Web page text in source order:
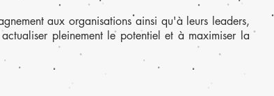
aux organisations ainsi qu'à leurs leaders,
pleinement le potentiel et à maximiser la